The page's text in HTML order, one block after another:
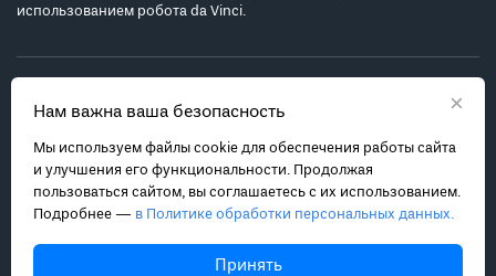
×
Нам важна ваша безопасность
Мы используем файлы cookie для обеспечения работы сайта
и улучшения его функциональности. Продолжая
пользоваться сайтом, вы соглашаетесь с их использованием.
Подробнее — в Политике обработки персональных данных.
Принять
использованием робота da Vinci.
Политика обработки персональных данных
Соглашение с пользователем
Карта сайта